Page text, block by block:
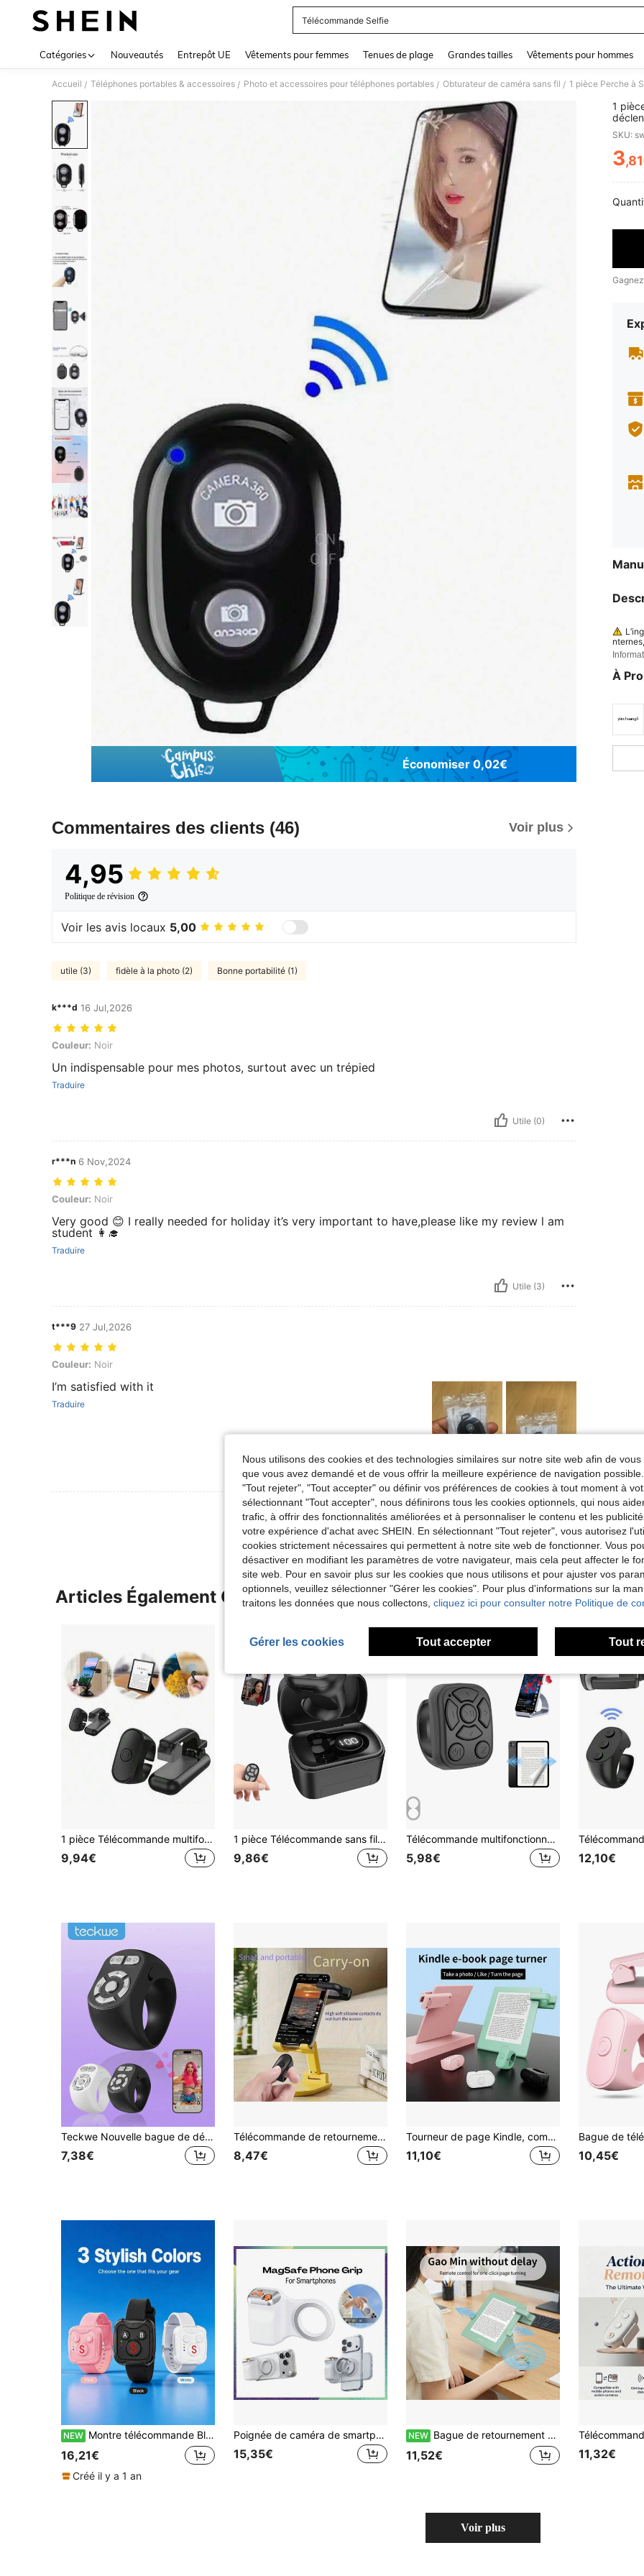
Télécommande Selfie
Catégories Nouveautés Entrepôt UE Vêtements pour femmes Tenues de plage Grandes tailles Vêtements pour hommes
Accueil / Téléphones portables & accessoires / Photo et accessoires pour téléphones portables / Obturateur de caméra sans fil /
Économiser 0,02€
Commentaires des clients (46) Voir plus
4,95
Politique de révision
Voir les avis locaux 5,00
utile (3) fidèle à la photo (2) Bonne portabilité (1)
k***d 16 Jul,2026
Couleur: Noir
Couleur: Noir
Un indispensable pour mes photos, surtout avec un trépied
Traduire
Utile (0)
r***n 6 Nov,2024
Couleur: Noir
Couleur: Noir
Very good 😊 I really needed for holiday it’s very important to have,please like my review l am
student 👩‍🎓
Traduire
Utile (3)
t***9 27 Jul,2026
Couleur: Noir
Couleur: Noir
I’m satisfied with it
Traduire
Utile (0)
Voir Plus D'avis
1
SKU:
3
uves
ment à
À
Articles Également Consultés
1 pièce Télécommande multifonctionnelle tout-en-un sans fil pour tourner les pages, accessoire Kindle, design portable en anneau avec charge Type-C - télécommande pour e-book, photo et vidéo, convient également pour la lecture de romans sur tablette iPad, la prise de photos, l'enregistrement vidéo sur téléphone et d'autres scénarios
9,94€
1 pièce Télécommande sans fil ronde avec affichage de la batterie et anneau rotatif, convient pour la lecture de livres électroniques, le défilement de vidéos et le déclencheur de l'appareil photo - rechargeable par USB, batterie lithium-polymère longue durée, mode de fonctionnement portable et décontracté, compatible avec les appareils et Android
9,86€
Télécommande multifonctionnelle en forme d'anneau, contrôleur de page sans fil, déclencheur d'appareil photo portable compatible avec iPhone, tablette, Android, application de retournement de page rechargeable, 30mAh
5,98€ 12,10€
Teckwe Nouvelle bague de défilement sans fil, télécommande sans fil pour tourner les pages, déclencheur photo pour regarder des vidéos courtes, prendre des photos, écouter de la musique, peut répondre à tous vos besoins, compatible avec iOS et Android
7,38€
Télécommande de retournement de page sans fil multifonctionnelle, accessoires pour Kindle, conception d'anneau portable avec chargement de type C - Télécommande pour liseuse électronique, photos et vidéos, convient également pour la lecture de romans sur iPad/tablette, la prise de photos, l'enregistrement vidéo sur smartphone et d'autres scénarios
8,47€
Tourneur de page Kindle, compatible avec Kindle Paperwhite/Oasis/Scribe, télécommande Kindle à clipser sans Bluetooth, télécommande pour caméra de tablette, convient pour liseuse Kindle Paperwhite - contrôleur mains libres rechargeable par USB, compatible avec tablettes Apple/Android - tourneur de page décontracté, parfait pour la lecture et la photographie
11,10€ 10,45€
NEW Montre télécommande Bluetooth sans fil pour poignet, contrôleur de caméra avec connexion stable de 10m, compatible avec Hero13/12/11, Osmo Action 6/5/4, X5/X4/X3, accessoire de caméra de sport d'extérieur
16,21€
Créé il y a 1 an
Poignée de caméra de smartphone magnétique avec bouton de déclenchement et compatibilité MagSafe. Support de trépied de zoom pour smartphone, assistant de prise de vue, télécommande. Convient pour les smartphones, cadeau pour les femmes
15,35€
NEW Bague de retournement de page Kindle, compatible avec Kindle Paperwhite/Oasis/Scribe, télécommande Kindle à clip sans Bluetooth, télécommande de caméra pour iPhone et tablettes, compatible avec les étuis de protection épais
11,52€ 11,32€
Voir plus
Nous utilisons des cookies et des technologies similaires sur notre site web afin de
que vous avez demandé et de vous offrir la meilleure expérience de navigation
"Tout rejeter", "Tout accepter" ou définir vos préférences de cookies à tout moment à
sélectionnant "Tout accepter", nous définirons tous les cookies optionnels, qui nous
trafic, à offrir des fonctionnalités améliorées et à personnaliser le contenu et les
votre expérience d'achat avec SHEIN. En sélectionnant "Tout rejeter", vous autorisez
cookies strictement nécessaires qui permettent à notre site web de fonctionner. Vous
désactiver en modifiant les paramètres de votre navigateur, mais cela peut affecter le
site web. Pour en savoir plus sur les cookies que nous utilisons et pour ajuster vos
optionnels, veuillez sélectionner "Gérer les cookies". Pour plus d'informations sur la
traitons les données que nous collectons, cliquez ici pour consulter notre Politique de
Gérer les cookies Tout accepter Tout